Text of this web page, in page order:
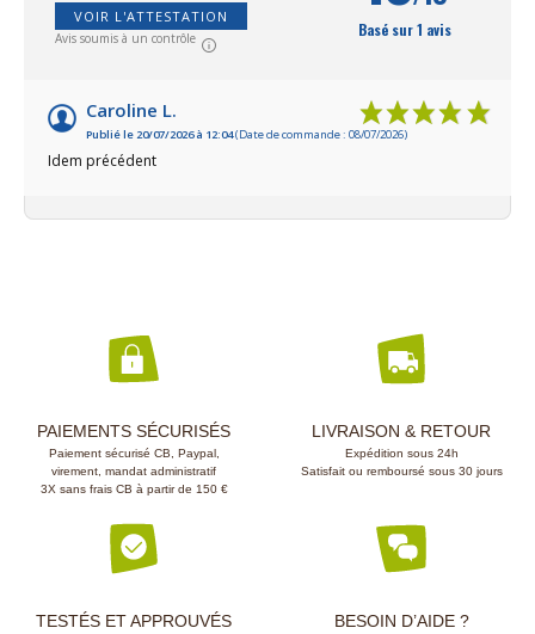
couleur vert
VOIR L'ATTESTATION
Avis soumis à un contrôle Basé sur 1 avis
Caroline L.
Publié le 20/07/2026 à 12:04(Date de commande : 08/07/2026)
Idem précédent
PAIEMENTS SÉCURISÉS
Paiement sécurisé CB, Paypal,
virement, mandat administratif
3X sans frais CB à partir de 150 €
LIVRAISON & RETOUR
Expédition sous 24h
Satisfait ou remboursé sous 30 jours
TESTÉS ET APPROUVÉS BESOIN D’AIDE ?